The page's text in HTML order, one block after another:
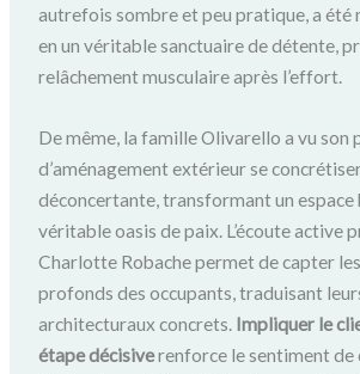
autrefois sombre et peu pratique, a été
en un véritable sanctuaire de détente,
relâchement musculaire après l’effort.
De même, la famille Olivarello a vu son
d’aménagement extérieur se
déconcertante, transformant un espace
véritable oasis de paix. L’écoute active
Charlotte Robache permet de capter
profonds des occupants, traduisant
architecturaux concrets. Impliquer le
étape décisiverenforce le sentiment de